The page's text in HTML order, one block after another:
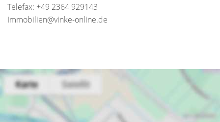
Telefax: +49 2364 929143
Immobilien@vinke-online.de